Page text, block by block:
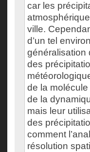
car les
ville.
d’un tel
généralisation
des
de la
de la
mais leur
des
comment
résolution